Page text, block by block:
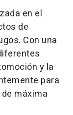
en el
de
Con una
y la
para
máxima